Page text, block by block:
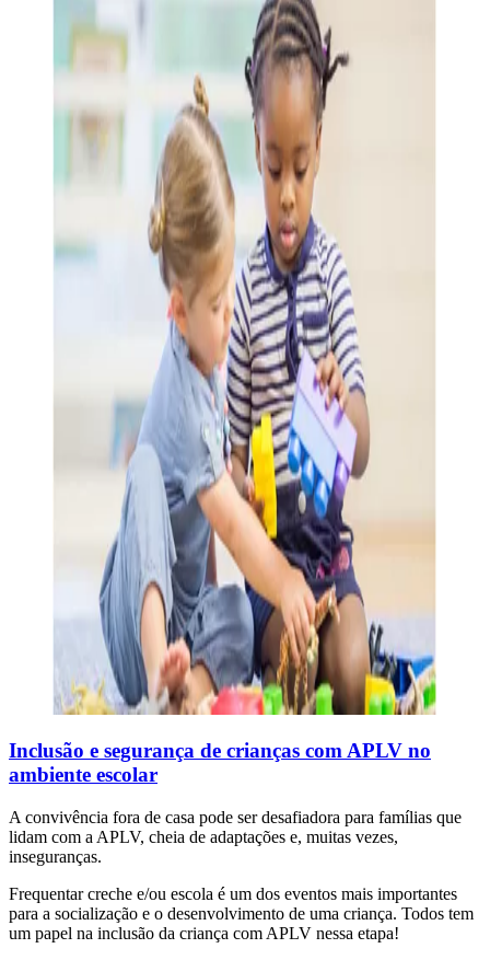
Inclusão e segurança de crianças com APLV no
ambiente escolar
A convivência fora de casa pode ser desafiadora para famílias que
lidam com a APLV, cheia de adaptações e, muitas vezes,
inseguranças.
Frequentar creche e/ou escola é um dos eventos mais importantes
para a socialização e o desenvolvimento de uma criança. Todos tem
um papel na inclusão da criança com APLV nessa etapa!